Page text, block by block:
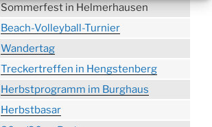
Sommerfest in Helmerhausen
Beach-Volleyball-Turnier
Wandertag
Treckertreffen in Hengstenberg
Herbstprogramm im Burghaus
Herbstbasar